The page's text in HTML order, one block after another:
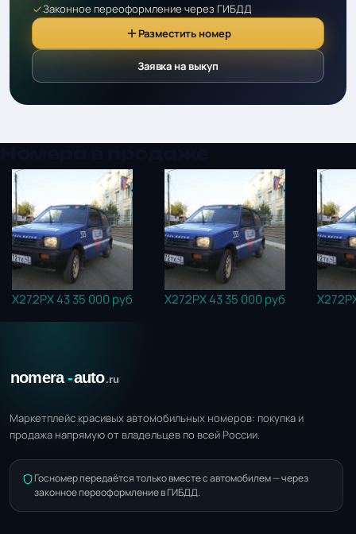
Законное переоформление через ГИБДД
Разместить номер
Заявка на выкуп
Х272РХ 4335 000 руб Х272РХ 4335 000 руб
Маркетплейс красивых автомобильных номеров: покупка и
продажа напрямую от владельцев по всей России.
Госномер передаётся только вместе с автомобилем — через
законное переоформление в ГИБДД.